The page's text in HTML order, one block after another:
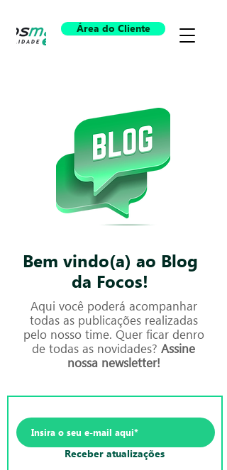
Área do Cliente
Bem vindo(a) ao Blog
da Focos!
Aqui você poderá acompanhar
todas as publicações realizadas
pelo nosso time. Quer ficar denro
de todas as novidades? Assine
nossa newsletter!
Receber atualizações